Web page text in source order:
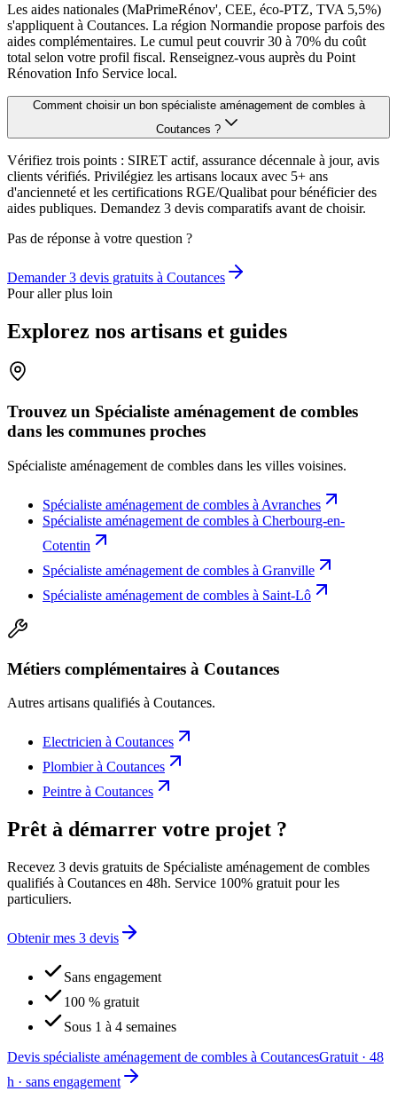
Les aides nationales (MaPrimeRénov', CEE, éco-PTZ, TVA 5,5%)
s'appliquent à Coutances. La région Normandie propose parfois des
aides complémentaires. Le cumul peut couvrir 30 à 70% du coût
total selon votre profil fiscal. Renseignez-vous auprès du Point
Rénovation Info Service local.
Comment choisir un bon spécialiste aménagement de combles à
Coutances ?
Vérifiez trois points : SIRET actif, assurance décennale à jour, avis
clients vérifiés. Privilégiez les artisans locaux avec 5+ ans
d'ancienneté et les certifications RGE/Qualibat pour bénéficier des
aides publiques. Demandez 3 devis comparatifs avant de choisir.
Pas de réponse à votre question ?
Demander 3 devis gratuits à Coutances
Pour aller plus loin
Explorez nos artisans et guides
Trouvez un Spécialiste aménagement de combles
dans les communes proches
Spécialiste aménagement de combles dans les villes voisines.
Spécialiste aménagement de combles à Avranches
Spécialiste aménagement de combles à Cherbourg-en-
Cotentin
Spécialiste aménagement de combles à Granville
Spécialiste aménagement de combles à Saint-Lô
Métiers complémentaires à Coutances
Autres artisans qualifiés à Coutances.
Electricien à Coutances
Plombierà Coutances
Peintre à Coutances
Prêt à démarrer votre projet ?
Recevez 3 devis gratuits de Spécialiste aménagement de combles
qualifiés à Coutances en 48h. Service 100% gratuit pour les
particuliers.
Obtenir mes 3 devis
Sans engagement
100 % gratuit
Sous 1 à 4 semaines
Devis spécialiste aménagement de combles à CoutancesGratuit · 48
h · sans engagement